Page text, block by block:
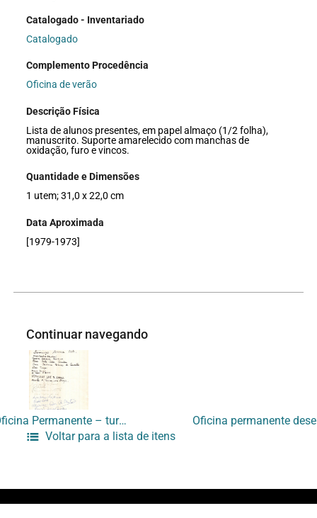
Catalogado - Inventariado
Catalogado
Complemento Procedência
Oficina de verão
Descrição Física
Lista de alunos presentes, em papel almaço (1/2 folha),
manuscrito. Suporte amarelecido com manchas de
oxidação, furo e vincos.
Quantidade e Dimensões
1 utem; 31,0 x 22,0 cm
Data Aproximada
[1979-1973]
Continuar navegando
[Oficina Permanente – turno manhã]
Voltar para a lista de itens